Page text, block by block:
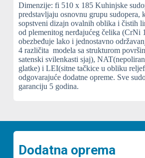
Dimenzije: fi 510 x 185 Kuhinjske sudopere FORM
predstavljaju osnovnu grupu sudopera,
sopstveni dizajn ovalnih oblika i čistih linija.
od plemenitog nerđajućeg čelika (CrNi
obezbeđuje lako i jednostavno održavanje. Dostupne
4 različita modela sa strukturom površine:
satenski svilenkasti sjaj), NAT(nepolirani -polusjajne i
glatke) i LEI(sitne tačkice u obliku reljefa), uz dopunu
odgovarajuće dodatne opreme. Sve sudopere imaju
Dodatna oprema